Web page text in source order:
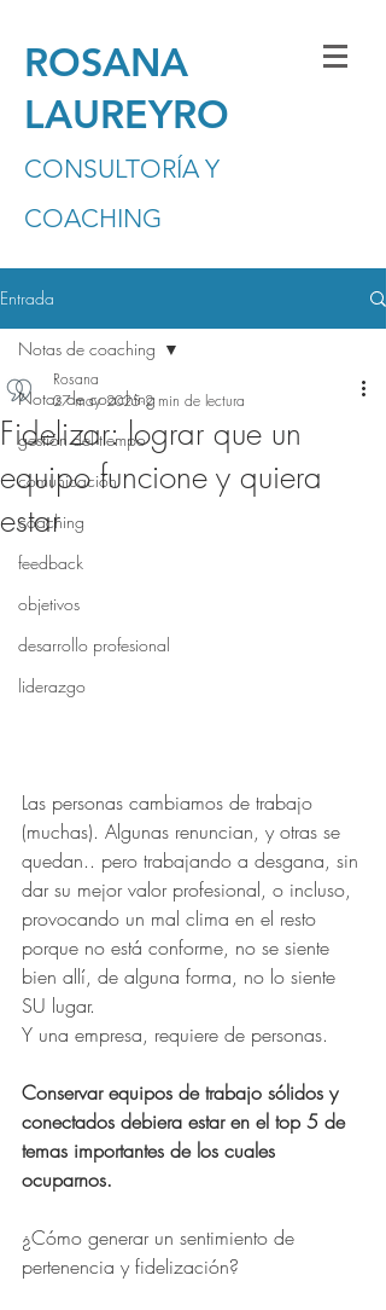
ROSANA
LAUREYRO
CONSULTORÍA Y
COACHING
Entrada
Notas de coaching
gestión del tiempo
comunicación
coaching
feedback
objetivos
desarrollo profesional
liderazgo
Notas de coaching
Fidelizar: lograr que un
equipo funcione y quiera
estar
Rosana
27 may 2025 2 min de lectura
Las personas cambiamos de trabajo
(muchas). Algunas renuncian, y otras se
quedan.. pero trabajando a desgana, sin
dar su mejor valor profesional, o incluso,
provocando un mal clima en el resto
porque no está conforme, no se siente
bien allí, de alguna forma, no lo siente
SU lugar.
Y una empresa, requiere de personas.
Conservar equipos de trabajo sólidos y
conectados debiera estar en el top 5 de
temas importantes de los cuales
ocuparnos.
¿Cómo generar un sentimiento de
pertenencia y fidelización?